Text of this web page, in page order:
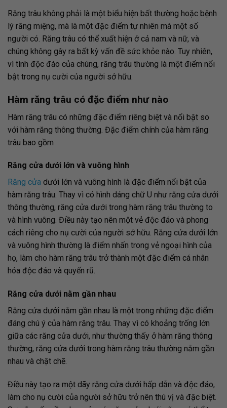
Răng trâu không phải là một biểu hiện bất thường hoặc bệnh
lý răng miệng, mà là một đặc điểm tự nhiên mà một số
người có. Răng trâu có thể xuất hiện ở cả nam và nữ, và
chúng không gây ra bất kỳ vấn đề sức khỏe nào. Tuy nhiên,
vì tính độc đáo của chúng, răng trâu thường là một điểm nổi
bật trong nụ cười của người sở hữu.
Hàm răng trâu có đặc điểm như nào
Hàm răng trâu có những đặc điểm riêng biệt và nổi bật so
với hàm răng thông thường. Đặc điểm chính của hàm răng
trâu bao gồm
Răng cửa dưới lớn và vuông hình
Răng cửa dưới lớn và vuông hình là đặc điểm nổi bật của
hàm răng trâu. Thay vì có hình dáng chữ U như răng cửa dưới
thông thường, răng cửa dưới trong hàm răng trâu thường to
và hình vuông. Điều này tạo nên một vẻ độc đáo và phong
cách riêng cho nụ cười của người sở hữu. Răng cửa dưới lớn
và vuông hình thường là điểm nhấn trong vẻ ngoại hình của
họ, làm cho hàm răng trâu trở thành một đặc điểm cá nhân
hóa độc đáo và quyến rũ.
Răng cửa dưới nằm gần nhau
Răng cửa dưới nằm gần nhau là một trong những đặc điểm
đáng chú ý của hàm răng trâu. Thay vì có khoảng trống lớn
giữa các răng cửa dưới, như thường thấy ở hàm răng thông
thường, răng cửa dưới trong hàm răng trâu thường nằm gần
nhau và chặt chẽ.
Điều này tạo ra một dãy răng cửa dưới hấp dẫn và độc đáo,
làm cho nụ cười của người sở hữu trở nên thú vị và đặc biệt.